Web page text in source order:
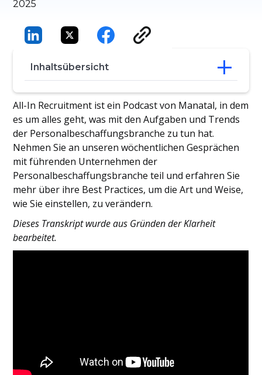
2025
Inhaltsübersicht
Strategische Auswahl: Eine Mischung aus
Technik, Daten und Psychologie
Verborgene Talente aufspüren und High-
Potential Pipelines aufbauen
Missverständnisse ausräumen:
Beurteilungen als
Wachstumsinstrumente
Von Daten zu Entwicklung: Vorbereitung
auf die Arbeitskräfte der Zukunft
All-In Recruitment ist ein Podcast von Manatal, in dem
es um alles geht, was mit den Aufgaben und Trends
der Personalbeschaffungsbranche zu tun hat.
Nehmen Sie an unseren wöchentlichen Gesprächen
mit führenden Unternehmen der
Personalbeschaffungsbranche teil und erfahren Sie
mehr über ihre Best Practices, um die Art und Weise,
wie Sie einstellen, zu verändern.
Dieses Transkript wurde aus Gründen der Klarheit
bearbeitet.